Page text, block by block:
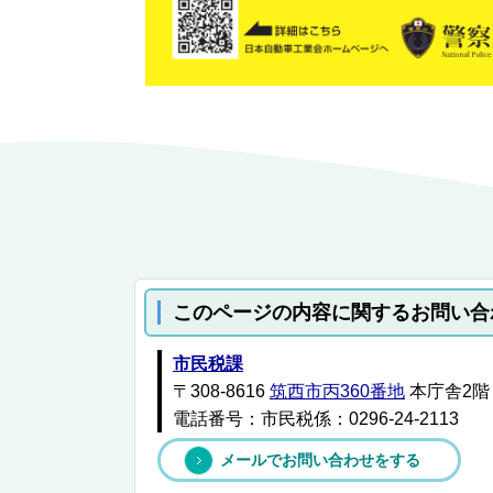
このページの内容に関するお問い
市民税課
〒308-8616 筑西市丙360番地 本庁舎2階
電話番号：市民税係：0296-24-2113
メールでお問い合わせをする